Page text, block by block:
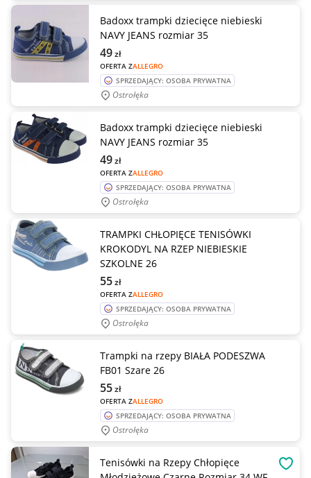
Badoxx trampki dziecięce niebieski
NAVY JEANS rozmiar 35
OFERTA ZALLEGRO
49zł
SPRZEDAJĄCY: OSOBA PRYWATNA
Ostrołęka
Badoxx trampki dziecięce niebieski
NAVY JEANS rozmiar 35
OFERTA ZALLEGRO
49zł
SPRZEDAJĄCY: OSOBA PRYWATNA
Ostrołęka
TRAMPKI CHŁOPIĘCE TENISÓWKI
KROKODYL NA RZEP NIEBIESKIE
SZKOLNE 26
OFERTA ZALLEGRO
55zł
SPRZEDAJĄCY: OSOBA PRYWATNA
Ostrołęka
Trampki na rzepy BIAŁA PODESZWA
FB01 Szare 26
OFERTA ZALLEGRO
55zł
SPRZEDAJĄCY: OSOBA PRYWATNA
Ostrołęka
Tenisówki na Rzepy Chłopięce